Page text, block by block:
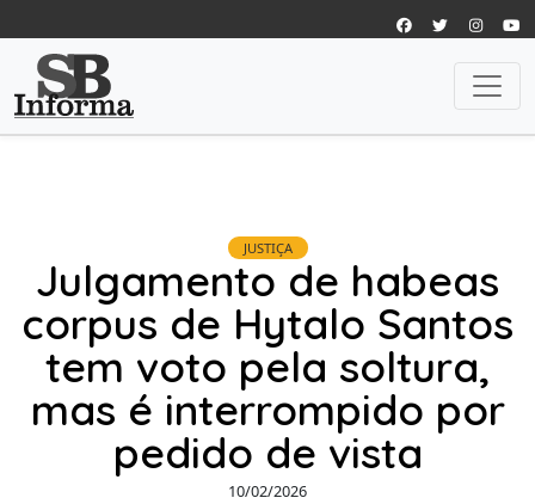
JUSTIÇA
Julgamento de habeas
corpus de Hytalo Santos
tem voto pela soltura,
mas é interrompido por
pedido de vista
10/02/2026